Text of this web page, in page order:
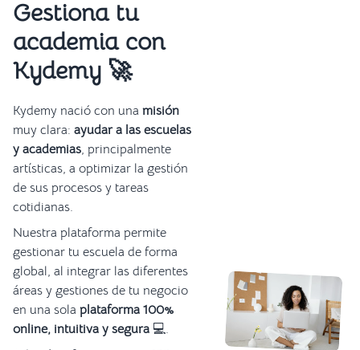
Gestiona tu
academia con
Kydemy 🚀
Kydemy nació con una misión
muy clara: ayudar a las escuelas
y academias, principalmente
artísticas, a optimizar la gestión
de sus procesos y tareas
cotidianas.
Nuestra plataforma permite
gestionar tu escuela de forma
global, al integrar las diferentes
áreas y gestiones de tu negocio
en una sola plataforma 100%
online, intuitiva y segura 💻.